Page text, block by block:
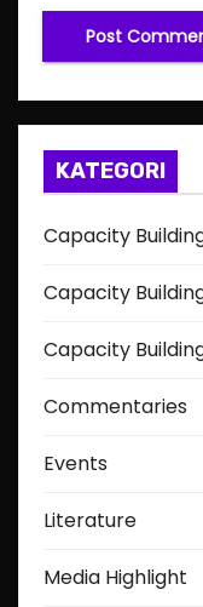
KATEGORI
Capacity
Capacity
Capacity
Commentaries
Events
Literature
Media Highlight